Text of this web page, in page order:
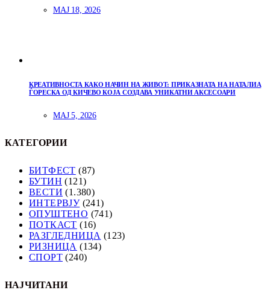
МАЈ 18, 2026
КРЕАТИВНОСТА КАКО НАЧИН НА ЖИВОТ: ПРИКАЗНАТА НА НАТАЛИА
ЃОРЕСКА ОД КИЧЕВО КОЈА СОЗДАВА УНИКАТНИ АКСЕСОАРИ
МАЈ 5, 2026
КАТЕГОРИИ
БИТФЕСТ (87)
БУТИН (121)
ВЕСТИ (1.380)
ИНТЕРВЈУ(241)
ОПУШТЕНО (741)
ПОТКАСТ (16)
РАЗГЛЕДНИЦА (123)
РИЗНИЦА (134)
СПОРТ (240)
НАЈЧИТАНИ